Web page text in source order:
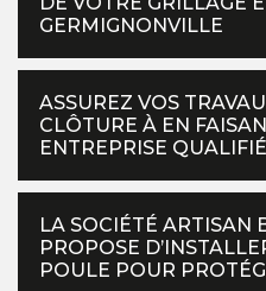
GERMIGNONVILLE
ASSUREZ VOS
CLÔTURE À EN
ENTREPRISE
LA SOCIÉTÉ ARTISAN
PROPOSE
POULE POUR